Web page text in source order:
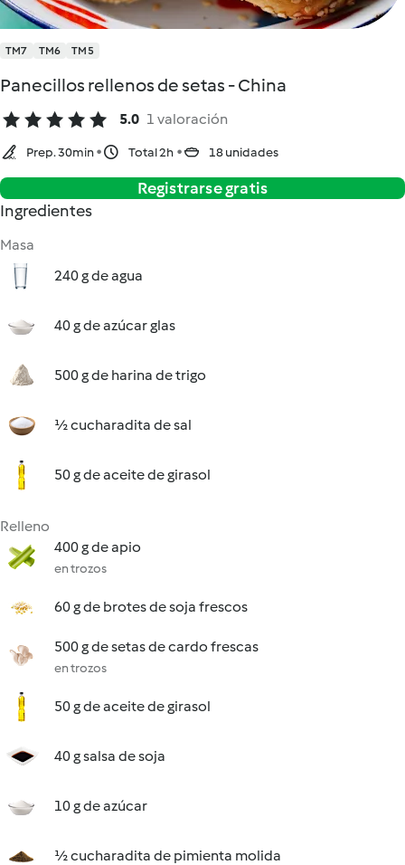
TM7 TM6 TM5
Panecillos rellenos de setas - China
5.0 1 valoración
Prep. 30min Total 2h 18 unidades
Registrarse gratis
Ingredientes
Masa
240 g de agua
40 g de azúcar glas
500 g de harina de trigo
½ cucharadita de sal
50 g de aceite de girasol
Relleno
400 g de apio
en trozos
60 g de brotes de soja frescos
500 g de setas de cardo frescas
en trozos
50 g de aceite de girasol
40 g salsa de soja
10 g de azúcar
½ cucharadita de pimienta molida